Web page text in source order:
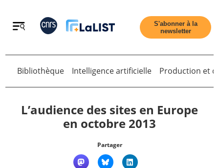
Retour
S'abonner à la
newsletter
Bibliothèque Intelligence artificielle Production et
L’audience des sites en Europe
en octobre 2013
Partager